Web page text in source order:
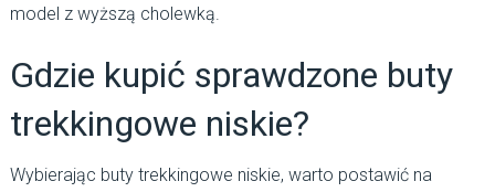
model z wyższą cholewką.
Gdzie kupić sprawdzone buty
trekkingowe niskie?
Wybierając buty trekkingowe niskie, warto postawić na